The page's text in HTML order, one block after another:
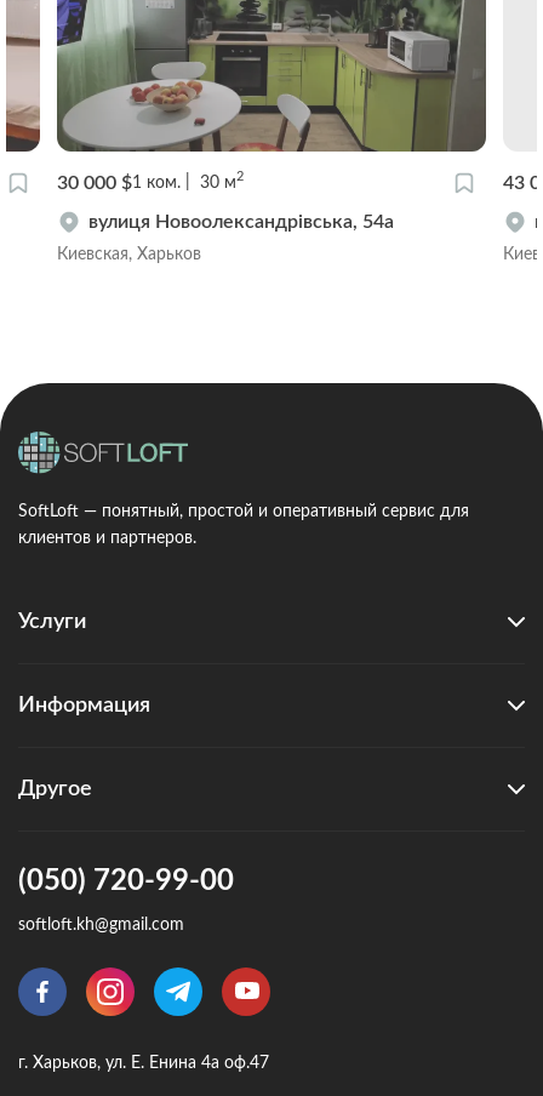
30 000 $1 ком. 30 м2
вулиця Новоолександрівська, 54а
Киевская, Харьков
43
SoftLoft — понятный, простой и оперативный сервис для
клиентов и партнеров.
Услуги
Информация
Другое
(050) 720-99-00
softloft.kh@gmail.com
г. Харьков, ул. Е. Енина 4а оф.47